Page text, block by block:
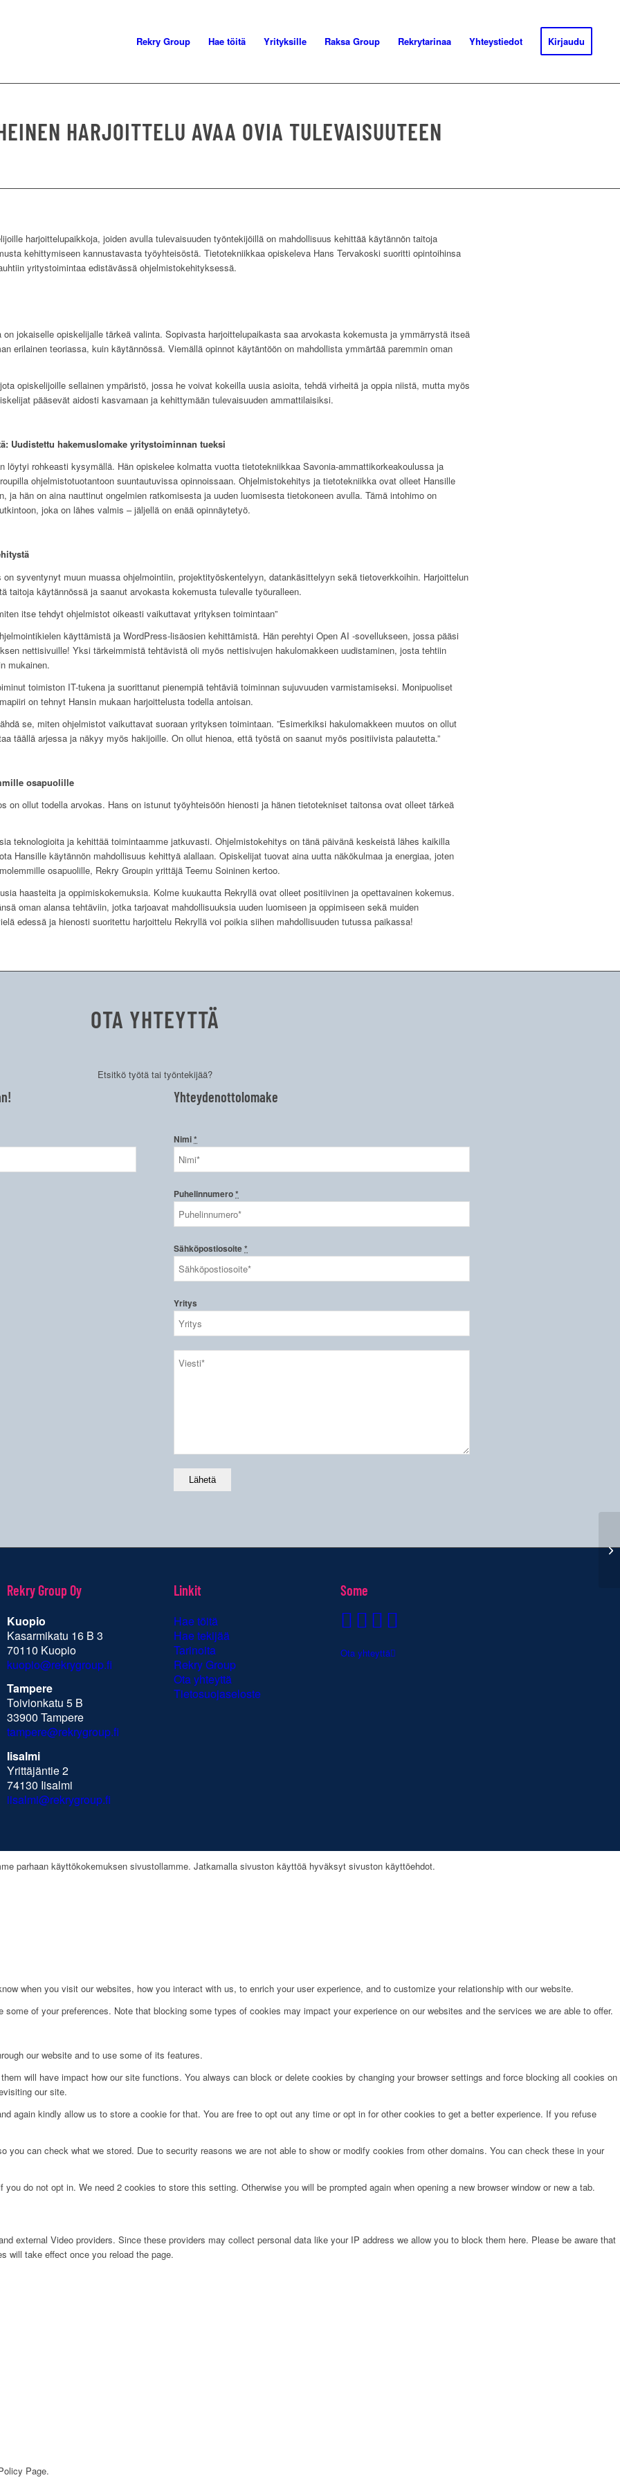
Rekry Group Hae töitä Yrityksille Raksa Group Rekrytarinaa Yhteystiedot Kirjaudu
HARJOITTELU AVAA OVIA TULEVAISUUTEEN
harjoittelupaikkoja, joiden avulla tulevaisuuden työntekijöillä on mahdollisuus kehittää käytännön taitoja
kehittymiseen kannustavasta työyhteisöstä. Tietotekniikkaa opiskeleva Hans Tervakoski suoritti opintoihinsa
yritystoimintaa edistävässä ohjelmistokehityksessä.
jokaiselle opiskelijalle tärkeä valinta. Sopivasta harjoittelupaikasta saa arvokasta kokemusta ja ymmärrystä itseä
erilainen teoriassa, kuin käytännössä. Viemällä opinnot käytäntöön on mahdollista ymmärtää paremmin oman
opiskelijoille sellainen ympäristö, jossa he voivat kokeilla uusia asioita, tehdä virheitä ja oppia niistä, mutta myös
pääsevät aidosti kasvamaan ja kehittymään tulevaisuuden ammattilaisiksi.
Uudistettu hakemuslomake yritystoiminnan tueksi
löytyi rohkeasti kysymällä. Hän opiskelee kolmatta vuotta tietotekniikkaa Savonia-ammattikorkeakoulussa ja
ohjelmistotuotantoon suuntautuvissa opinnoissaan. Ohjelmistokehitys ja tietotekniikka ovat olleet Hansille
ja hän on aina nauttinut ongelmien ratkomisesta ja uuden luomisesta tietokoneen avulla. Tämä intohimo on
joka on lähes valmis – jäljellä on enää opinnäytetyö.
on syventynyt muun muassa ohjelmointiin, projektityöskentelyyn, datankäsittelyyn sekä tietoverkkoihin. Harjoittelun
taitoja käytännössä ja saanut arvokasta kokemusta tulevalle työuralleen.
itse tehdyt ohjelmistot oikeasti vaikuttavat yrityksen toimintaan”
käyttämistä ja WordPress-lisäosien kehittämistä. Hän perehtyi Open AI -sovellukseen, jossa pääsi
nettisivuille! Yksi tärkeimmistä tehtävistä oli myös nettisivujen hakulomakkeen uudistaminen, josta tehtiin
mukainen.
toimiston IT-tukena ja suorittanut pienempiä tehtäviä toiminnan sujuvuuden varmistamiseksi. Monipuoliset
on tehnyt Hansin mukaan harjoittelusta todella antoisan.
se, miten ohjelmistot vaikuttavat suoraan yrityksen toimintaan. ”Esimerkiksi hakulomakkeen muutos on ollut
täällä arjessa ja näkyy myös hakijoille. On ollut hienoa, että työstä on saanut myös positiivista palautetta.”
osapuolille
on ollut todella arvokas. Hans on istunut työyhteisöön hienosti ja hänen tietotekniset taitonsa ovat olleet tärkeä
teknologioita ja kehittää toimintaamme jatkuvasti. Ohjelmistokehitys on tänä päivänä keskeistä lähes kaikilla
Hansille käytännön mahdollisuus kehittyä alallaan. Opiskelijat tuovat aina uutta näkökulmaa ja energiaa, joten
osapuolille, Rekry Groupin yrittäjä Teemu Soininen kertoo.
haasteita ja oppimiskokemuksia. Kolme kuukautta Rekryllä ovat olleet positiivinen ja opettavainen kokemus.
oman alansa tehtäviin, jotka tarjoavat mahdollisuuksia uuden luomiseen ja oppimiseen sekä muiden
edessä ja hienosti suoritettu harjoittelu Rekryllä voi poikia siihen mahdollisuuden tutussa paikassa!
OTA YHTEYTTÄ
Etsitkö työtä tai työntekijää?
Yhteydenottolomake
Nimi*
Puhelinnumero*
Sähköpostiosoite*
Yritys
Rekry Group Oy
Kuopio
Kasarmikatu 16 B 3
70110 Kuopio
kuopio@rekrygroup.fi
Tampere
Toivionkatu 5 B
33900 Tampere
tampere@rekrygroup.fi
Iisalmi
Yrittäjäntie 2
74130 Iisalmi
iisalmi@rekrygroup.fi
Linkit
Hae töitä
Hae tekijää
Tarinoita
Rekry Group
Ota yhteyttä
Tietosuojaseloste
Some
Ota yhteyttä
parhaan käyttökokemuksen sivustollamme. Jatkamalla sivuston käyttöä hyväksyt sivuston käyttöehdot.
when you visit our websites, how you interact with us, to enrich your user experience, and to customize your relationship with our website.
of your preferences. Note that blocking some types of cookies may impact your experience on our websites and the services we are able to offer.
our website and to use some of its features.
will have impact how our site functions. You always can block or delete cookies by changing your browser settings and force blocking all cookies on
our site.
again kindly allow us to store a cookie for that. You are free to opt out any time or opt in for other cookies to get a better experience. If you refuse
can check what we stored. Due to security reasons we are not able to show or modify cookies from other domains. You can check these in your
do not opt in. We need 2 cookies to store this setting. Otherwise you will be prompted again when opening a new browser window or new a tab.
external Video providers. Since these providers may collect personal data like your IP address we allow you to block them here. Please be aware that
will take effect once you reload the page.
Page.